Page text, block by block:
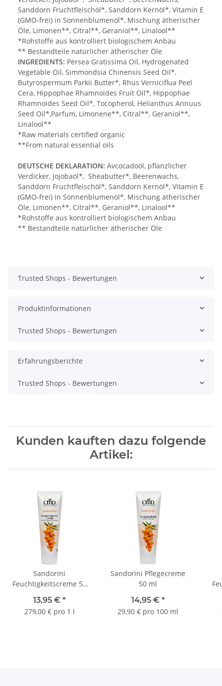
Sanddorn Fruchtfleischöl*, Sanddorn Kernöl*, Vitamin E
(GMO-frei) in Sonnenblumenöl*, Mischung ätherischer
Öle, Limonen**, Citral**, Geraniol**, Linalool**
*Rohstoffe aus kontrolliert biologischem Anbau
** Bestandteile natürlicher ätherischer Öle
INGREDIENTS: Persea Gratissima Oil, Hydrogenated
Vegetable Oil, Simmondsia Chinensis Seed Oil*,
Butyrospermum Parkii Butter*, Rhus Verniciflua Peel
Cera, Hippophae Rhamnoides Fruit Oil*, Hippophae
Rhamnoides Seed Oil*, Tocopherol, Helianthus Annuus
Seed Oil*,Parfum, Limonene**, Citral**, Geraniol**,
Linalool**
*Raw materials certified organic
**From natural essential oils
DEUTSCHE DEKLARATION: Avcocadoöl, pflanzlicher
Verdicker, Jojobaöl*, Sheabutter*, Beerenwachs,
Sanddorn Fruchtfleischöl*, Sanddorn Kernöl*, Vitamin E
(GMO-frei) in Sonnenblumenöl*, Mischung ätherischer
Öle, Limonen**, Citral**, Geraniol**, Linalool**
*Rohstoffe aus kontrolliert biologischem Anbau
** Bestandteile natürlicher ätherischer Öle
Trusted Shops - Bewertungen
Produktinformationen
Trusted Shops - Bewertungen
Erfahrungsberichte
Trusted Shops - Bewertungen
Kunden kauften dazu folgende
Artikel:
Sandorini
Feuchtigkeitscreme 50
13,95 € *
279,00 € pro 1 l
Sandorini Pflegecreme
50 ml
14,95 € *
29,90 € pro 100 ml